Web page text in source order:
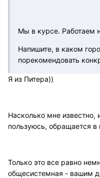
Мы в курсе. Работаем
Напишите, в каком
порекомендовать
Я из Питера))
Насколько мне известно,
пользуюсь, обращается в
Только это все равно
общесистемная - вашим